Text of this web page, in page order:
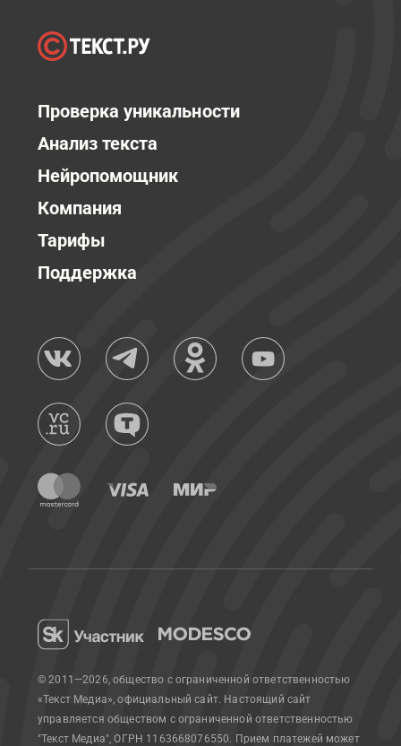
Проверка уникальности
Анализ текста
Нейропомощник
Компания
Тарифы
Поддержка
© 2011—2026, общество с ограниченной ответственностью
«Текст Медиа», официальный сайт. Настоящий сайт
управляется обществом с ограниченной ответственностью
"Текст Медиа", ОГРН 1163668076550. Прием платежей может